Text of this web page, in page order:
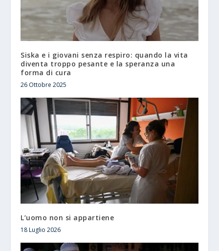
Siska e i giovani senza respiro: quando la vita
diventa troppo pesante e la speranza una
forma di cura
26 Ottobre 2025
L’uomo non si appartiene
18 Luglio 2026